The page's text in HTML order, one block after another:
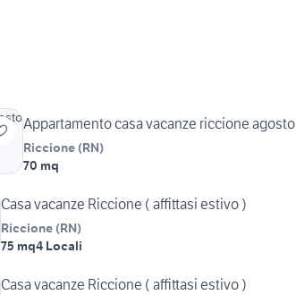
Appartamento casa vacanze riccione agosto
Riccione (RN)
70 mq
Casa vacanze Riccione ( affittasi estivo )
Riccione (RN)
75 mq4 Locali
Casa vacanze Riccione ( affittasi estivo )